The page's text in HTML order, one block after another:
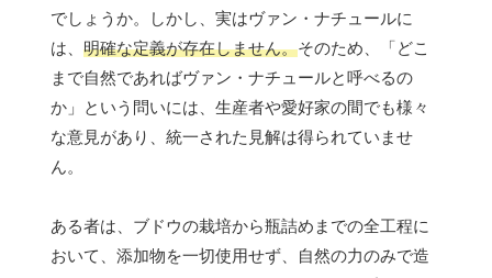
でしょうか。しかし、実はヴァン・ナチュールに
は、 明確な定義が存在しません。そのため、「どこ
まで自然であればヴァン・ナチュールと呼べるの
か」という問いには、生産者や愛好家の間でも様々
な意見があり、統一された見解は得られていませ
ん。
ある者は、ブドウの栽培から瓶詰めまでの全工程に
おいて、添加物を一切使用せず、自然の力のみで造